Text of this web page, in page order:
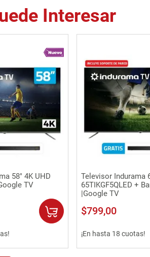
Interesar
rápida
58" 4K UHD
TV
Vista
Televisor Indurama
65TIKGF5QLED +
|Google TV
$799,00
¡En hasta 18 cuotas!